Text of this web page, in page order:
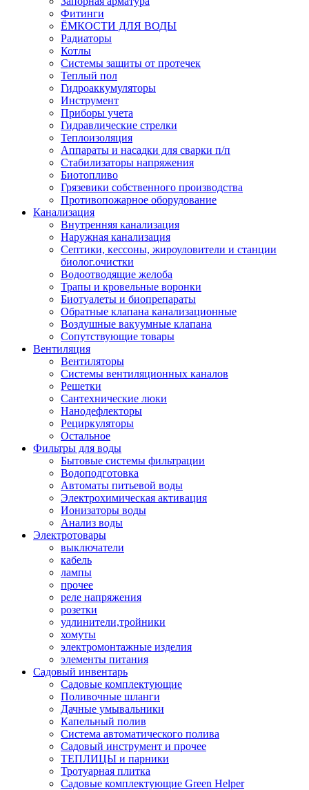
Фитинги
ЁМКОСТИ ДЛЯ ВОДЫ
Радиаторы
Котлы
Системы защиты от протечек
Теплый пол
Гидроаккумуляторы
Инструмент
Приборы учета
Гидравлические стрелки
Теплоизоляция
Аппараты и насадки для сварки п/п
Стабилизаторы напряжения
Биотопливо
Грязевики собственного производства
Противопожарное оборудование
Канализация
Внутренняя канализация
Наружная канализация
Септики, кессоны, жироуловители и станции
биолог.очистки
Водоотводящие желоба
Трапы и кровельные воронки
Биотуалеты и биопрепараты
Обратные клапана канализационные
Воздушные вакуумные клапана
Сопутствующие товары
Вентиляция
Вентиляторы
Системы вентиляционных каналов
Решетки
Сантехнические люки
Нанодефлекторы
Рециркуляторы
Остальное
Фильтры для воды
Бытовые системы фильтрации
Водоподготовка
Автоматы питьевой воды
Электрохимическая активация
Ионизаторы воды
Анализ воды
Электротовары
выключатели
кабель
лампы
прочее
реле напряжения
розетки
удлинители,тройники
хомуты
электромонтажные изделия
элементы питания
Садовый инвентарь
Садовые комплектующие
Поливочные шланги
Дачные умывальники
Капельный полив
Система автоматического полива
Садовый инструмент и прочее
ТЕПЛИЦЫ и парники
Тротуарная плитка
Садовые комплектующие Green Helper